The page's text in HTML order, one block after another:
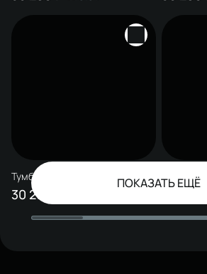
Тумба с раковиной STWORKI
Авила 120 L с раковиной Авила
белый мрамор
30 290 ₽
Тумба с
Авила
мрамор
28 276 ₽
ПОКАЗАТЬ ЕЩЁ